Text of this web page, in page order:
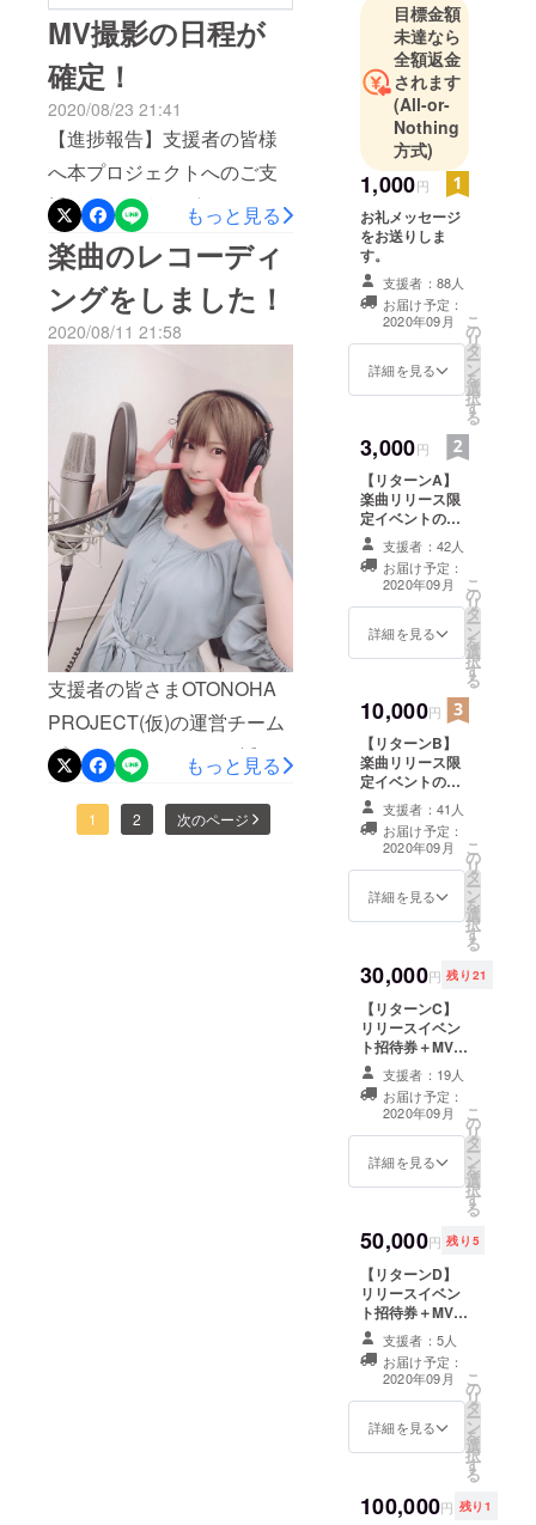
MV撮影の日程が
確定！
2020/08/23 21:41
【進捗報告】支援者の皆様
へ本プロジェクトへのご支
援ありがとうございます。
コロナ渦の中、様々な調整
を経て無事MV撮影の日程が
（9月中旬）確定いたしまし
た！出演者・スタッフ一
と行った上で、撮影させて
いただきますので皆様、完
成を楽しみにお待ちいただ
けると幸いです！引き続き
応援のほど、何卒よろしく
お願いいたします！
OTONOHA project
もっと見る
楽曲のレコーディ
ングをしました！
2020/08/11 21:58
支援者の皆さまOTONOHA
PROJECT(仮)の運営チーム
プロデューサーです。活動
報告になります！昨日(8月
10日)は、うらまるさんのレ
もっと見る
1 2 次のページ
目標金額
未達なら
全額返金
されます
(All-or-
Nothing
方式)
1,000円
お礼メッセージ
をお送りしま
す。
支援者：88人
お届け予定：
2020年09月
詳細を見る
こ
の
リ
タ
ー
ン
を
選
択
す
る
3,000円
【リターンA】
楽曲リリース限
定イベントの
web参加券 ※イ
ベント配信用の
URLを指定の
メールアドレス
にお送りいたし
ます。 ※リリー
の影響により、
実施時期を調整
させていただく
可能性がありま
す。
支援者：42人
お届け予定：
2020年09月
詳細を見る
こ
の
リ
タ
ー
ン
を
選
択
す
る
10,000円
【リターンB】
楽曲リリース限
定イベントの
web参加券＋MV
内クレジット名
前表記(小) ※イベ
ント配信用の
URLを指定の
メールアドレス
きましては新型
コロナウイルス
の影響により、
実施時期を調整
させていただく
可能性がありま
す。
支援者：41人
お届け予定：
2020年09月
詳細を見る
こ
の
リ
タ
ー
ン
を
選
択
す
る
30,000円 残り21
【リターンC】
リリースイベン
ト招待券＋MV内
クレジットでの
名前表記(中)＋
うらまるサイン
入り限定チェキ
※イベント招待券
を指定のメール
は８月下旬を予
定。会場は東京
都内を予定して
おります） ※リ
リースイベント
につきましては
新型コロナウイ
ルスの影響によ
り、実施時期を
だく可能性があ
ります。
支援者：19人
お届け予定：
2020年09月
詳細を見る
こ
の
リ
タ
ー
ン
を
選
択
す
る
50,000円 残り5
【リターンD】
リリースイベン
ト招待券＋MV内
クレジットでの
名前表記(大)＋
うらまるサイン
入り限定チェキ
※イベント招待券
を指定のメール
は８月下旬を予
支援者：5人
お届け予定：
2020年09月
詳細を見る
こ
の
リ
タ
ー
ン
を
選
択
す
る
100,000円 残り1